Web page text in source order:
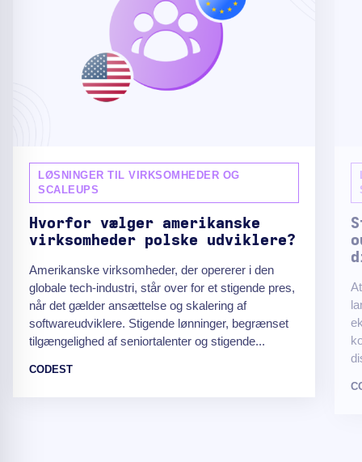
LØSNINGER TIL VIRKSOMHEDER OG
SCALEUPS
Hvorfor vælger amerikanske
virksomheder polske udviklere?
Amerikanske virksomheder, der opererer i den
globale tech-industri, står over for et stigende pres,
når det gælder ansættelse og skalering af
softwareudviklere. Stigende lønninger, begrænset
tilgængelighed af seniortalenter og stigende...
CODEST